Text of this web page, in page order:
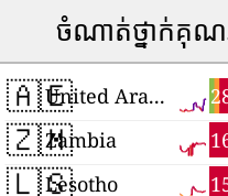
ចំណាត់ថ្នាក់គុណ
🇦🇪 United Arab Emirates
🇿🇲Zambia
🇱🇸Lesotho